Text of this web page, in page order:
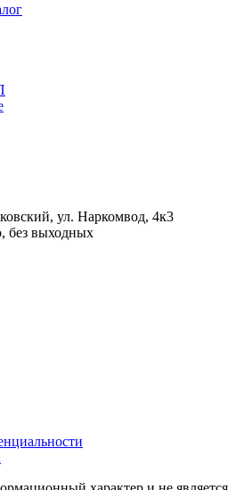
ул. Наркомвод, 4к3
без выходных